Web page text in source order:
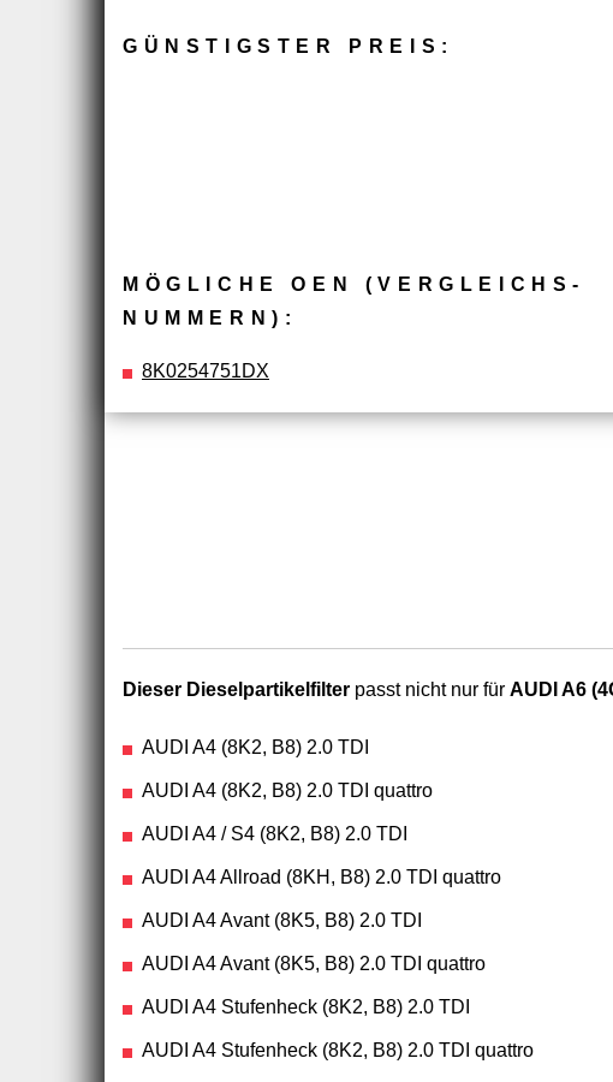
GÜNSTIGSTER PREIS:
MÖGLICHE OEN (VERGLEICHS­
NUMMERN):
8K0254751DX
Dieser Dieselpartikelfilter passt nicht nur für AUDI A6
AUDI A4 (8K2, B8) 2.0 TDI
AUDI A4 (8K2, B8) 2.0 TDI quattro
AUDI A4 / S4 (8K2, B8) 2.0 TDI
AUDI A4 Allroad (8KH, B8) 2.0 TDI quattro
AUDI A4 Avant (8K5, B8) 2.0 TDI
AUDI A4 Avant (8K5, B8) 2.0 TDI quattro
AUDI A4 Stufenheck (8K2, B8) 2.0 TDI
AUDI A4 Stufenheck (8K2, B8) 2.0 TDI quattro